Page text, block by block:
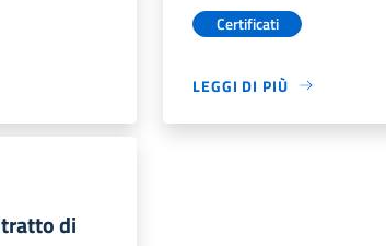
Certificati
LEGGI DI PIÙ
di